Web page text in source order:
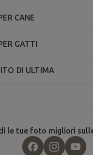
CANE
GATTI
DI ULTIMA
le tue foto migliori